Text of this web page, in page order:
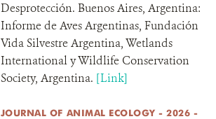
Desprotección. Buenos Aires, Argentina:
Informe de Aves Argentinas, Fundación
Vida Silvestre Argentina, Wetlands
International y Wildlife Conservation
Society, Argentina. [Link]
JOURNAL OF ANIMAL ECOLOGY - 2026 -